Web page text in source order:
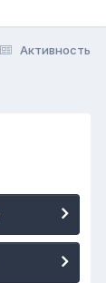
Активность